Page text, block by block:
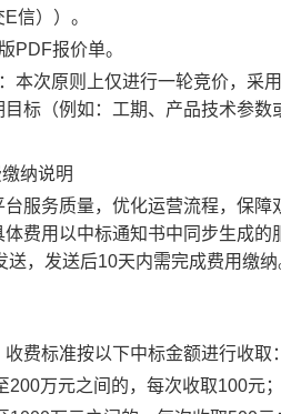
信））。
PDF报价单。
本次原则上仅进行一轮竞价，采
标（例如：工期、产品技术参
纳说明
服务质量，优化运营流程，保
费用以中标通知书中同步生成的
送，发送后10天内需完成费用缴
费标准按以下中标金额进行收取
200万元之间的，每次收取100元